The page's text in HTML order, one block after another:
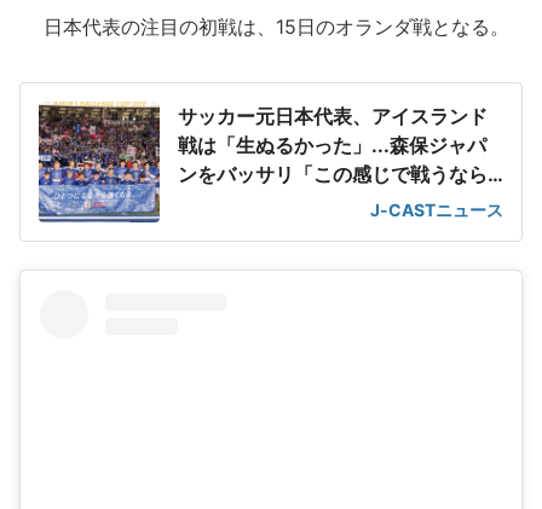
日本代表の注目の初戦は、15日のオランダ戦となる。
サッカー元日本代表、アイスランド
戦は「生ぬるかった」...森保ジャパ
ンをバッサリ「この感じで戦うなら
J-CASTニュース